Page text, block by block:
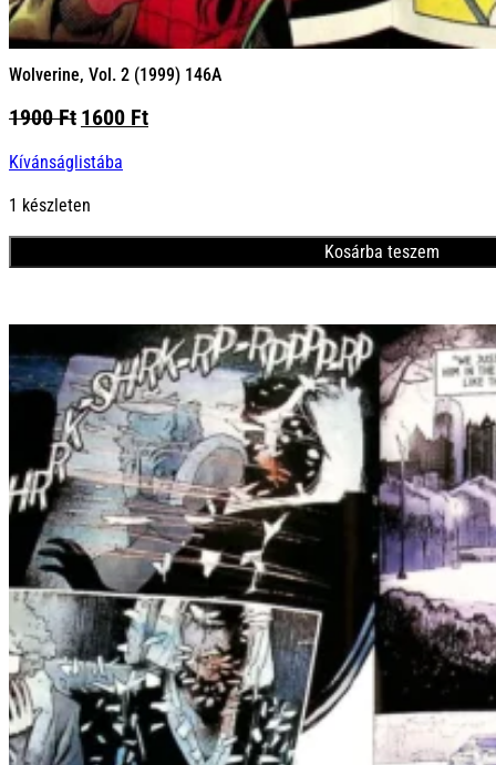
Wolverine, Vol. 2 (1999) 146A
1900Ft Original
was:
1600 FtCurrent
Kívánságlistába
1 készleten
Kosárba teszem